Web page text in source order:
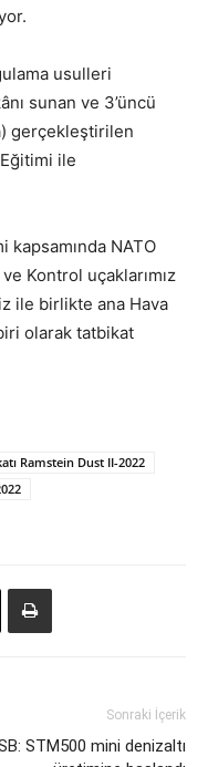
usulleri
sunan ve 3’üncü
gerçekleştirilen
ile
kapsamında NATO
Kontrol uçaklarımız
ile birlikte ana Hava
olarak tatbikat
Ramstein Dust II-2022
Sonraki İçerik
STM500 mini denizaltı